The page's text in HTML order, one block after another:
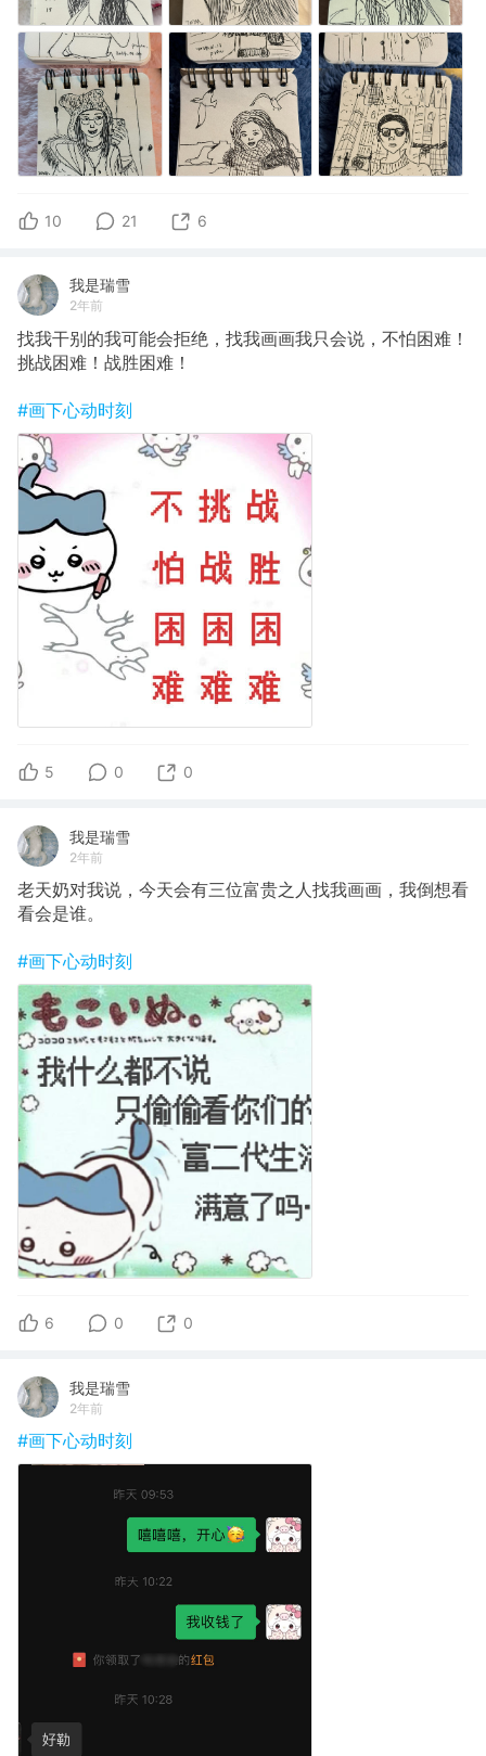
10 21 6
我是瑞雪
2年前
找我干别的我可能会拒绝，找我画画我只会说，不怕困难！
挑战困难！战胜困难！
#画下心动时刻
5 0 0
我是瑞雪
2年前
老天奶对我说，今天会有三位富贵之人找我画画，我倒想看
看会是谁。
#画下心动时刻
6 0 0
我是瑞雪
2年前
#画下心动时刻